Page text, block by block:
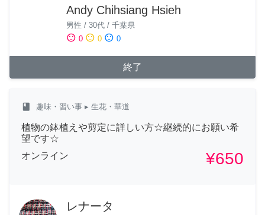
Andy Chihsiang Hsieh
男性 / 30代 / 千葉県
sentiment_satisfied 0 sentiment_neutral 0 sentiment_dissatisfied 0
終了
class 趣味・習い事 ▸ 生花・華道
植物の鉢植えや剪定に詳しい方☆継続的にお願い希
望です☆
オンライン
¥650
レナータ